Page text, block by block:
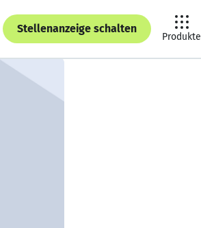
Stellenanzeige schalten
Produkte